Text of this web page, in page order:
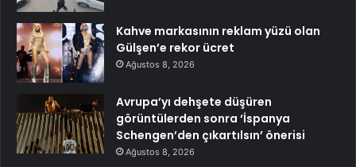
Kahve markasının reklam yüzü olan
Gülşen’e rekor ücret
Ağustos 8, 2026
Avrupa’yı dehşete düşüren
görüntülerden sonra ‘İspanya
Schengen’den çıkartılsın’ önerisi
Ağustos 8, 2026